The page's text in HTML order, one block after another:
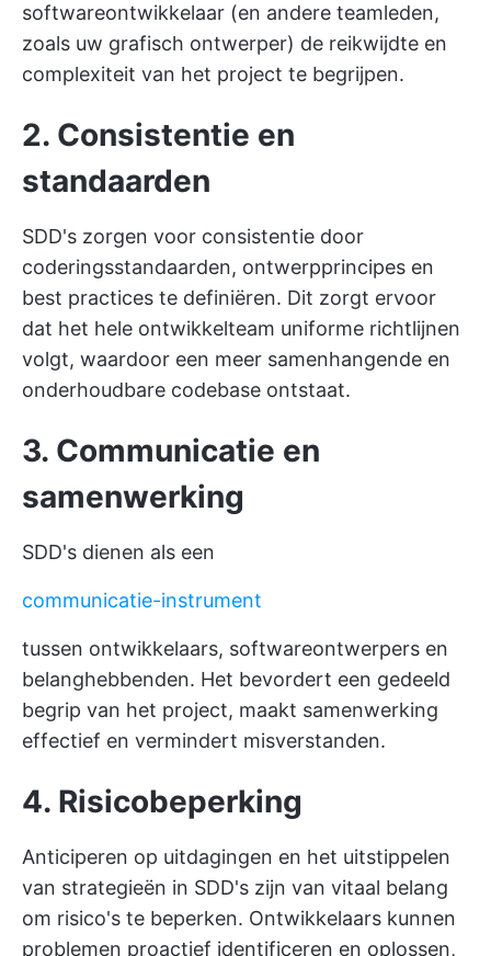
softwareontwikkelaar (en andere teamleden,
zoals uw grafisch ontwerper) de reikwijdte en
complexiteit van het project te begrijpen.
2. Consistentie en
standaarden
SDD's zorgen voor consistentie door
coderingsstandaarden, ontwerpprincipes en
best practices te definiëren. Dit zorgt ervoor
dat het hele ontwikkelteam uniforme richtlijnen
volgt, waardoor een meer samenhangende en
onderhoudbare codebase ontstaat.
3. Communicatie en
samenwerking
SDD's dienen als een
communicatie-instrument
tussen ontwikkelaars, softwareontwerpers en
belanghebbenden. Het bevordert een gedeeld
begrip van het project, maakt samenwerking
effectief en vermindert misverstanden.
4. Risicobeperking
Anticiperen op uitdagingen en het uitstippelen
van strategieën in SDD's zijn van vitaal belang
om risico's te beperken. Ontwikkelaars kunnen
problemen proactief identificeren en oplossen,